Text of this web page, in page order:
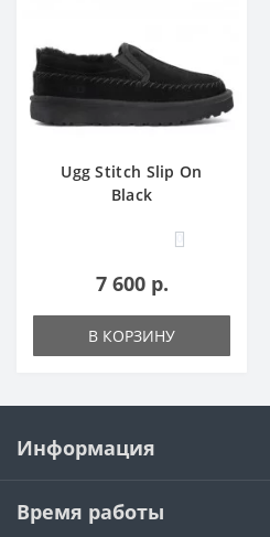
Ugg Stitch Slip On
Black
0
7 600 р.
В КОРЗИНУ
Информация
Время работы